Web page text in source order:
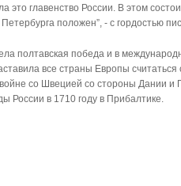
это главенство России. В этом
положен”, - с гордостью
полтавская победа и в
все страны Европы
со Швецией со стороны Дании
России в 1710 году в Прибалтике.